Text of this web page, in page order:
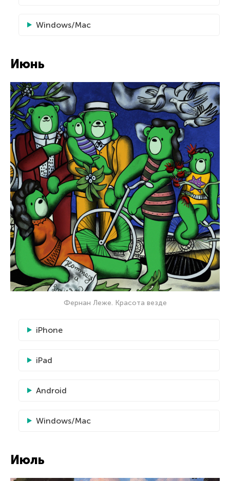
Windows/Mac
Июнь
Фернан Леже. Красота везде
iPhone
iPad
Android
Windows/Mac
Июль